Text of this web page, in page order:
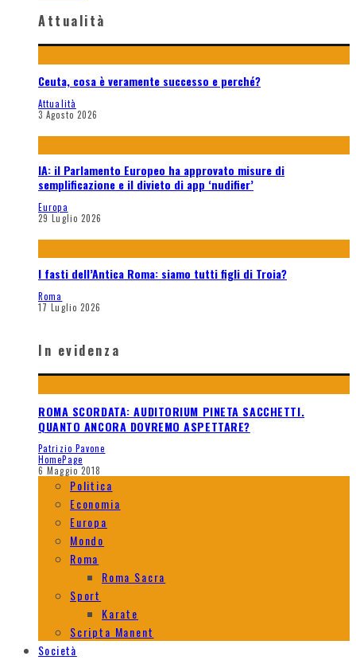
Attualità
Ceuta, cosa è veramente successo e perché?
Attualità
3 Agosto 2026
IA: il Parlamento Europeo ha approvato misure di
semplificazione e il divieto di app ‘nudifier’
Europa
29 Luglio 2026
I fasti dell’Antica Roma: siamo tutti figli di Troia?
Roma
17 Luglio 2026
In evidenza
ROMA SCORDATA: AUDITORIUM PINETA SACCHETTI.
QUANTO ANCORA DOVREMO ASPETTARE?
Patrizio Pavone
HomePage
6 Maggio 2018
Politica
Economia
Europa
Mondo
Roma
Roma Sacra
Sport
Karate
Scripta Manent
Società